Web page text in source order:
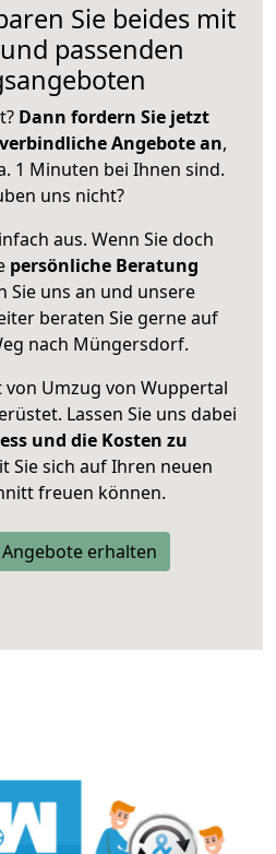
Sie beides mit
passenden
Dann fordern Sie jetzt
Angebote an,
1 Minuten bei Ihnen sind.
uns nicht?
aus. Wenn Sie doch
persönliche Beratung
Sie uns an und unsere
beraten Sie gerne auf
nach Müngersdorf.
Umzug von Wuppertal
Lassen Sie uns dabei
und die Kosten zu
Sie sich auf Ihren neuen
freuen können.
erhalten